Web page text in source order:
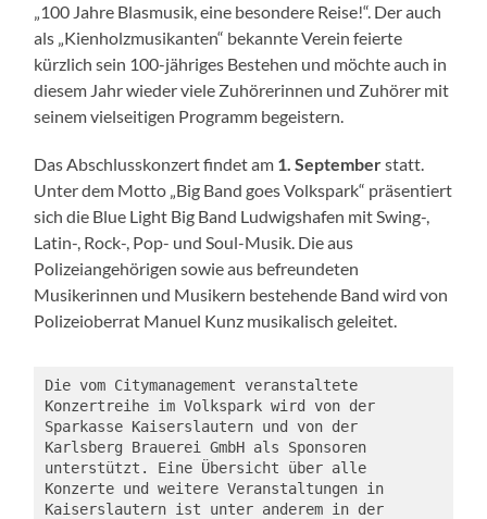
„100 Jahre Blasmusik, eine besondere Reise!“. Der auch
als „Kienholzmusikanten“ bekannte Verein feierte
kürzlich sein 100-jähriges Bestehen und möchte auch in
diesem Jahr wieder viele Zuhörerinnen und Zuhörer mit
seinem vielseitigen Programm begeistern.
Das Abschlusskonzert findet am 1. Septemberstatt.
Unter dem Motto „Big Band goes Volkspark“ präsentiert
sich die Blue Light Big Band Ludwigshafen mit Swing-,
Latin-, Rock-, Pop- und Soul-Musik. Die aus
Polizeiangehörigen sowie aus befreundeten
Musikerinnen und Musikern bestehende Band wird von
Polizeioberrat Manuel Kunz musikalisch geleitet.
Die vom Citymanagement veranstaltete
Konzertreihe im Volkspark wird von der
Sparkasse Kaiserslautern und von der
Karlsberg Brauerei GmbH als Sponsoren
unterstützt. Eine Übersicht über alle
Konzerte und weitere Veranstaltungen in
Kaiserslautern ist unter anderem in der